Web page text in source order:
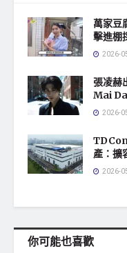
萬家豆
擊進棚
2026-
張凌赫
Mai
2026-
產：擴
2026-
你可能也喜歡